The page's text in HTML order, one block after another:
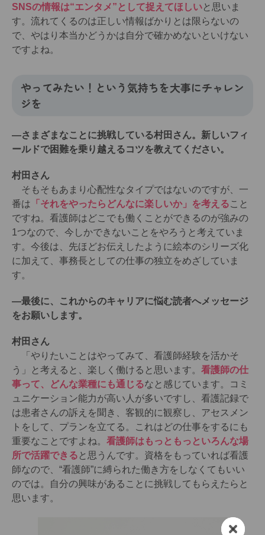
SNSの情報は“エンタメ”として捉えてほしいと思いま
す。流れてくるのは正しい情報ばかりとは限らないの
で、やはり本当かどうかは自分で確かめないといけない
ですよね。
やってみたい！という気持ちを大事にチャレン
ジを
―さまざまなことに挑戦している村田さん。新しいフィ
ールドで困難を乗り越えるコツを教えてください。
村田さん
そもそもあまり心配性なタイプではないのですが、一
番は 「それをやったらどんなに楽しいか」を考えること
ですね。看護師はどこでも働くことができるのが強みの
1つなので、今しかできないことをやろうと考えていま
す。今後は、先ほどお伝えしたように絵本のシリーズ化
に加えて、事務長としての仕事の独立をめざしていま
す。
―最後に、これからのキャリアに悩む読者へメッセージ
をお願いします。
村田さん
「やりたいことはやってみて、看護師経験を活かそ
う」と考えると、楽しく働けると思います。 看護師の仕
事って、どんな業種にも通じるなと感じています。コミ
ュニケーション能力が高い人が多いですし、看護記録で
は患者さんの訴えを聞き、客観的に観察し、アセスメン
トをして、プランを立てる。これはどの仕事をするにも
重要なことですよね。 看護師はもっともっといろんな場
所で活躍できる と思うんです。資格をもっていれば看護
師なので、“看護師”に縛られた働き方をしなくてもいい
のでは。自分の興味があることに挑戦してもらえたらと
思います。